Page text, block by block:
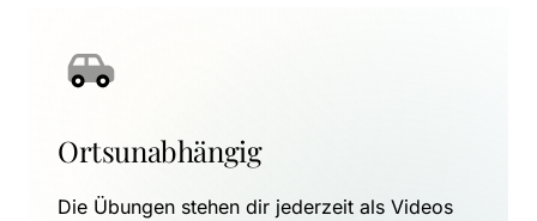
Ortsunabhängig
Die Übungen stehen dir jederzeit als Videos